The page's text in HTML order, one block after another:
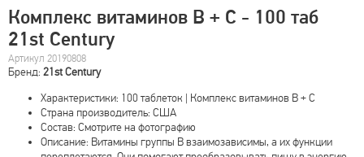
Комплекс витаминов B + С - 100 таб
21st Century
Артикул 20190808
Бренд: 21st Century
Характеристики: 100 таблеток | Комплекс витаминов B + С
Страна производитель: США
Состав: Смотрите на фотографию
Описание: Витамины группы B взаимозависимы, а их функции